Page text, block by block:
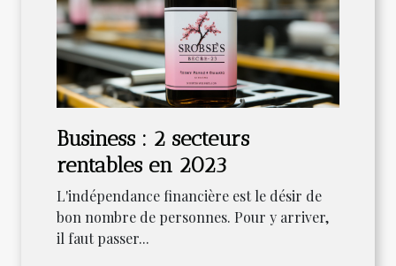
Business : 2 secteurs
rentables en 2023
L'indépendance financière est le désir de
bon nombre de personnes. Pour y arriver,
il faut passer...